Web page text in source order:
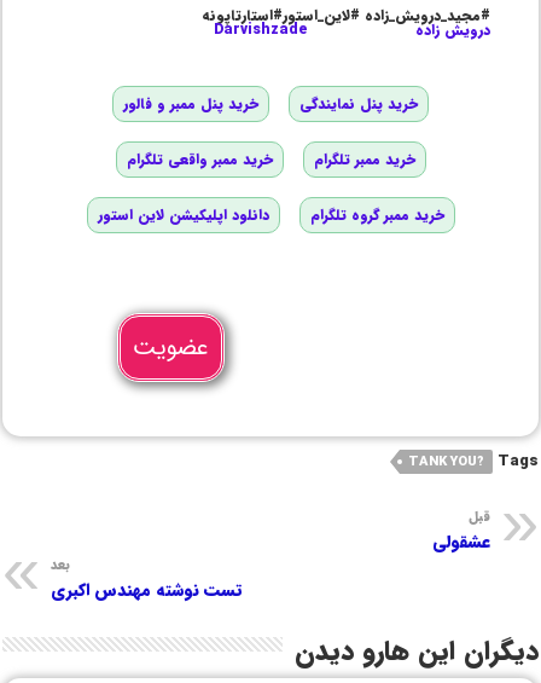
#مجید_درویش_زاده #لاین_استور#استارتاپونه
درویش زاده Darvishzade
خرید پنل نمایندگی خرید پنل ممبر و فالور
خرید ممبر تلگرام خرید ممبر واقعی تلگرام
خرید ممبر گروه تلگرام دانلود اپلیکیشن لاین استور
عضویت
Tags
?TANK YOU
قبل
عشقولی
بعد
تست نوشته مهندس اکبری
دیگران این هارو دیدن